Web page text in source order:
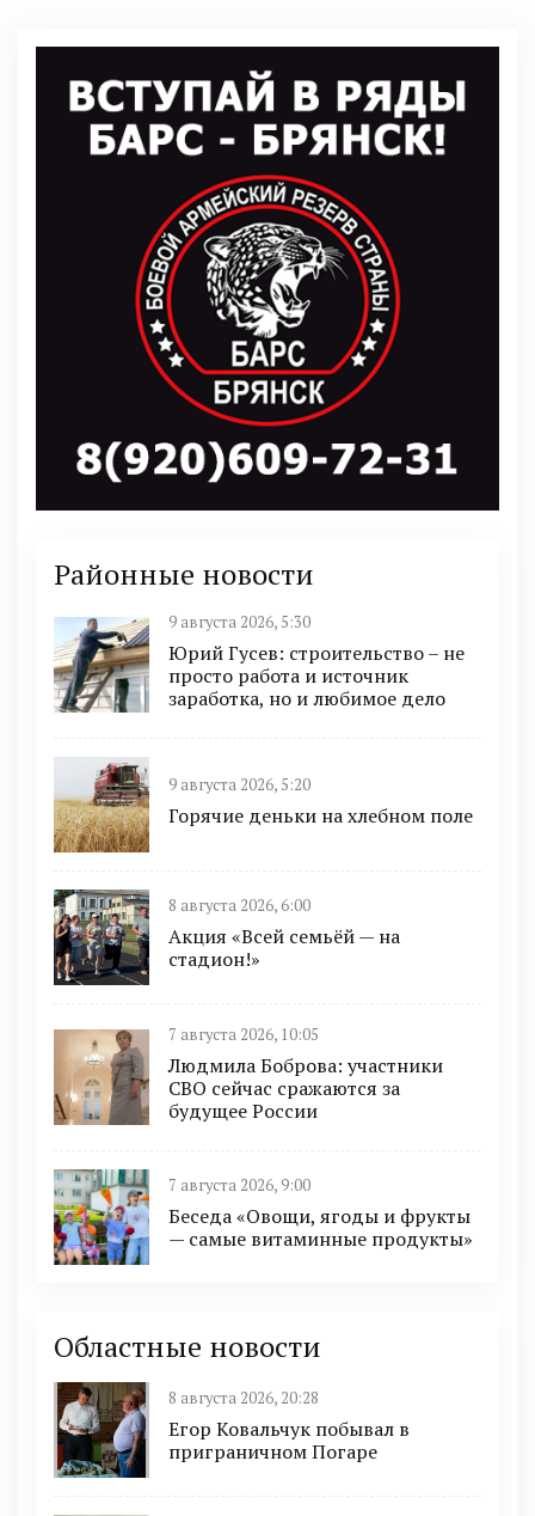
Районные новости
9 августа 2026, 5:30
Юрий Гусев: строительство – не
просто работа и источник
заработка, но и любимое дело
9 августа 2026, 5:20
Горячие деньки на хлебном поле
8 августа 2026, 6:00
Акция «Всей семьёй — на
стадион!»
7 августа 2026, 10:05
Людмила Боброва: участники
СВО сейчас сражаются за
будущее России
7 августа 2026, 9:00
Беседа «Овощи, ягоды и фрукты
— самые витаминные продукты»
Областные новости
8 августа 2026, 20:28
Егор Ковальчук побывал в
приграничном Погаре